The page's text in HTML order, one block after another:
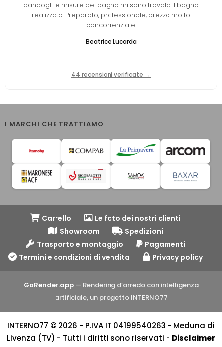
dandogli le misure del bagno mi sono trovata il bagno
realizzato. Preparato, professionale, prezzo molto
concorrenziale.
Beatrice Lucarda
44 recensioni verificate →
I MARCHI CHE TRATTIAMO
Carrello
Le foto dei nostri clienti
Showroom
Spedizioni
Trasporto e montaggio
Pagamenti
Termini e condizioni di vendita
Privacy policy
GoRender.app— Rendering d’arredo con intelligenza
artificiale, un progetto INTERNO77
INTERNO77 © 2026 - P.IVA IT 04199540263 - Meduna di
Livenza (TV) - Tutti i diritti sono riservati - Disclaimer